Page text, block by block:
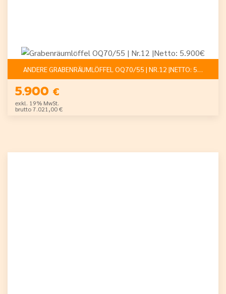
ANDERE GRABENRÄUMLÖFFEL OQ70/55 | NR.12 |NETTO: 5.900€
5.900 €
exkl. 19% MwSt.
brutto 7.021,00 €